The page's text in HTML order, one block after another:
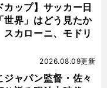
カップ】サッカー日
世界」はどう見たか
スカローニ、モドリ
ジャパン監督・佐々
2026.08.09更新